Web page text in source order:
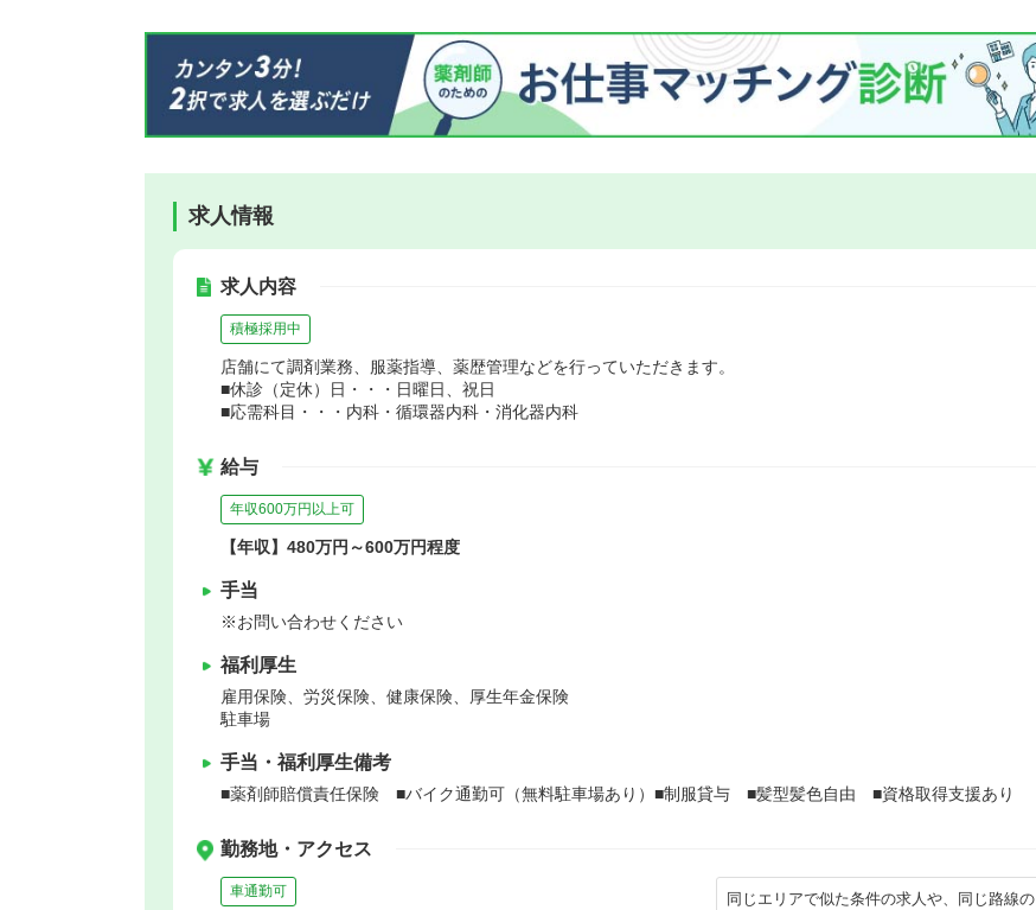
求人情報
求人内容
積極採用中
店舗にて調剤業務、服薬指導、薬歴管理などを行っていただきます。
■休診（定休）日・・・日曜日、祝日
■応需科目・・・内科・循環器内科・消化器内科
給与
年収600万円以上可
【年収】480万円～600万円程度
手当
※お問い合わせください
福利厚生
雇用保険、労災保険、健康保険、厚生年金保険
駐車場
手当・福利厚生備考
■薬剤師賠償責任保険 ■バイク通勤可（無料駐車場あり）■制服貸与 ■髪型髪色自由 ■資格取得支援あり
勤務地・アクセス
車通勤可
同じエリアで似た条件の求人や、同じ路線の